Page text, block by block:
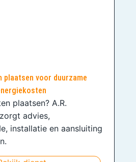
plaatsen voor duurzame
plaatsen? A.R.
advies,
installatie en aansluiting